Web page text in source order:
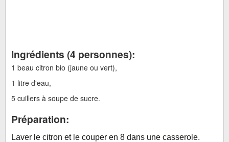
Préparation:
Ingrédients (4 personnes):
1 beau citron bio (jaune ou vert),
1 litre d'eau,
5 cuillers à soupe de sucre.
Préparation:
Laver le citron et le couper en 8 dans une casserole.